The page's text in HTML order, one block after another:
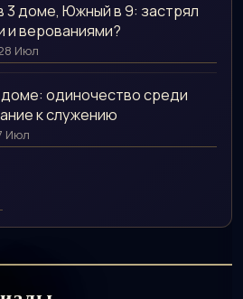
3 доме, Южный в 9: застрял
верованиями?
Июл
доме: одиночество среди
к служению
Июл